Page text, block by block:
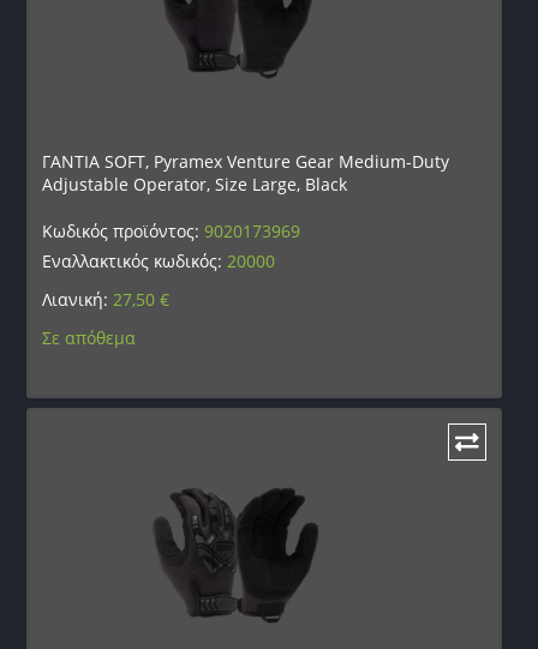
ΓΑΝΤΙΑ SOFT, Pyramex Venture Gear Medium-Duty
Adjustable Operator, Size Large, Black
Κωδικός προϊόντος:9020173969
Εναλλακτικός κωδικός: 20000
Λιανική: 27,50€
Σε απόθεμα